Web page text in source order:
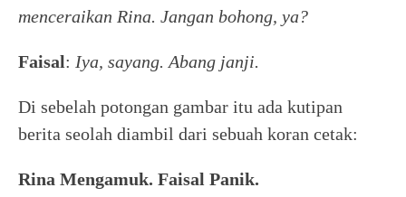
menceraikan Rina. Jangan bohong, ya?
Faisal: Iya, sayang. Abang janji.
Di sebelah potongan gambar itu ada kutipan
berita seolah diambil dari sebuah koran cetak:
Rina Mengamuk. Faisal Panik.